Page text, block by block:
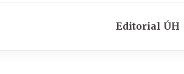
Editorial ÚH